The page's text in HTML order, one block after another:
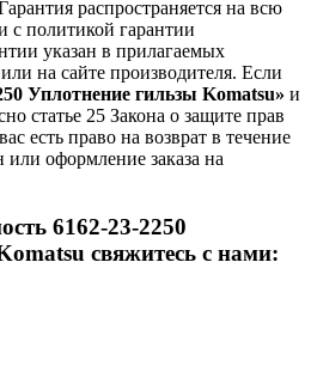
распространяется на всю
с политикой гарантии
указан в прилагаемых
на сайте производителя. Если
Уплотнение гильзы Komatsu» и
статье 25 Закона о защите прав
есть право на возврат в течение
оформление заказа на
6162-23-2250
свяжитесь с нами: